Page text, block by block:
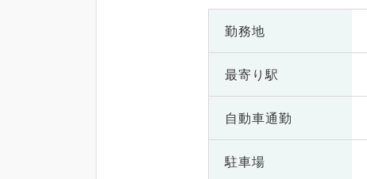
勤務地
最寄り駅
自動車通勤
駐車場